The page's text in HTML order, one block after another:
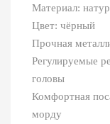
Материал:
Цвет: чёрный
Прочная
Регулируемые
головы
Комфортная
морду